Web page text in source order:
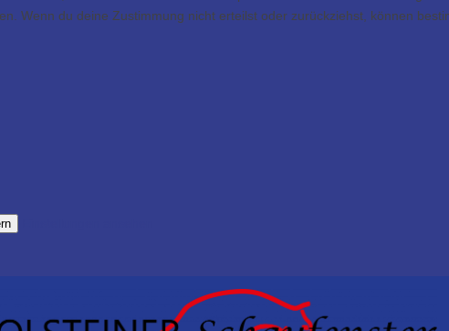
Wenn du deine Zustimmung nicht erteilst oder zurückziehst, können